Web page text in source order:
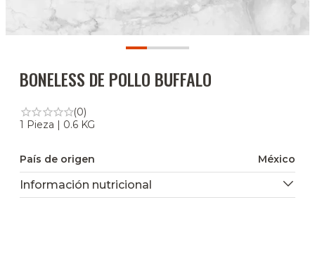
BONELESS DE POLLO BUFFALO
(0)
1 Pieza | 0.6 KG
País de origen México
Información nutricional